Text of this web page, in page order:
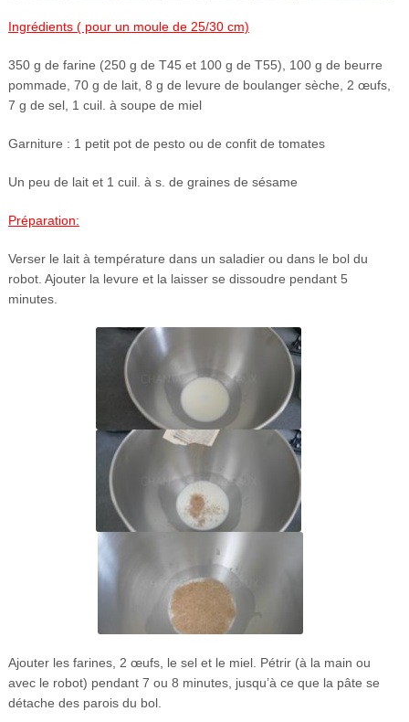
Ingrédients ( pour un moule de 25/30 cm)
350 g de farine (250 g de T45 et 100 g de T55), 100 g de beurre
pommade, 70 g de lait, 8 g de levure de boulanger sèche, 2 œufs,
7 g de sel, 1 cuil. à soupe de miel
Garniture : 1 petit pot de pesto ou de confit de tomates
Un peu de lait et 1 cuil. à s. de graines de sésame
Préparation:
Verser le lait à température dans un saladier ou dans le bol du
robot. Ajouter la levure et la laisser se dissoudre pendant 5
minutes.
Ajouter les farines, 2 œufs, le sel et le miel. Pétrir (à la main ou
avec le robot) pendant 7 ou 8 minutes, jusqu’à ce que la pâte se
détache des parois du bol.